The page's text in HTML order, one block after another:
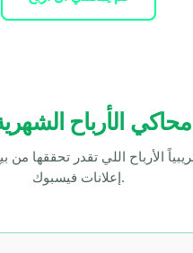
📊 محاكي الأرباح
الأرباح اللي تقدر تحققها من
إعلانات فيسبوك.